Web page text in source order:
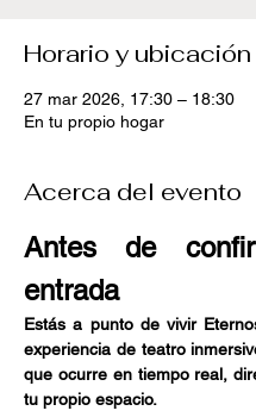
Horario y ubicación
27 mar 2026, 17:30 – 18:30
En tu propio hogar
Acerca del evento
Antes de
entrada
Estás a punto de vivir
experiencia de teatro
que ocurre en tiempo real,
tu propio espacio.